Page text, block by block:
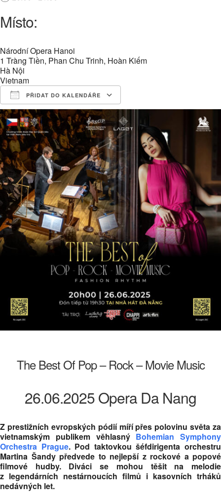
Místo:
Národní Opera Hanoi
1 Tràng Tiền, Phan Chu Trinh, Hoàn Kiếm
Hà Nội
Vietnam
PŘIDAT DO KALENDÁŘE
Download ICS
Google Calendar
iCalendarOffice 365Outlook Live
The Best Of Pop – Rock – Movie Music
26.06.2025 Opera Da Nang
Z prestižních evropských pódií míří přes polovinu světa za
vietnamským publikem věhlasný Bohemian Symphony
Orchestra Prague. Pod taktovkou šéfdirigenta orchestru
Martina Šandy předvede to nejlepší z rockové a popové
filmové hudby. Diváci se mohou těšit na melodie
z legendárních nestárnoucích filmů i kasovních trháků
nedávných let.